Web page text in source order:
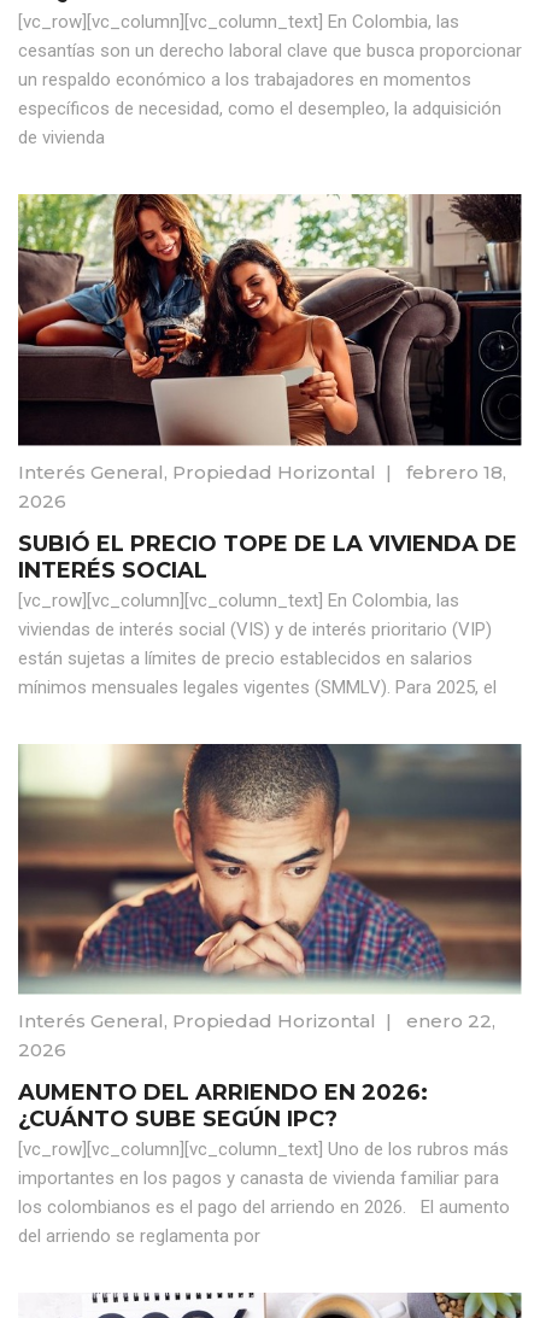
[vc_row][vc_column][vc_column_text] En Colombia, las
cesantías son un derecho laboral clave que busca proporcionar
un respaldo económico a los trabajadores en momentos
específicos de necesidad, como el desempleo, la adquisición
de vivienda
Interés General, Propiedad Horizontal | febrero 18,
2026
SUBIÓ EL PRECIO TOPE DE LA VIVIENDA DE
INTERÉS SOCIAL
[vc_row][vc_column][vc_column_text] En Colombia, las
viviendas de interés social (VIS) y de interés prioritario (VIP)
están sujetas a límites de precio establecidos en salarios
mínimos mensuales legales vigentes (SMMLV). Para 2025, el
Interés General, Propiedad Horizontal | enero 22,
2026
AUMENTO DEL ARRIENDO EN 2026:
¿CUÁNTO SUBE SEGÚN IPC?
[vc_row][vc_column][vc_column_text] Uno de los rubros más
importantes en los pagos y canasta de vivienda familiar para
los colombianos es el pago del arriendo en 2026. El aumento
del arriendo se reglamenta por